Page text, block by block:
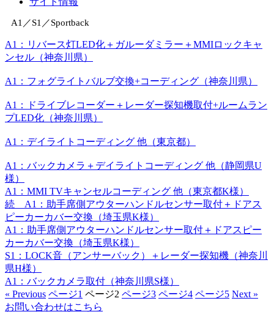
A1／S1／Sportback
A1：リバース灯LED化＋ガルーダミラー＋MMIロックキャ
ンセル（神奈川県）
A1：フォグライトバルブ交換+コーディング（神奈川県）
A1：ドライブレコーダー＋レーダー探知機取付+ルームラン
プLED化（神奈川県）
A1：デイライトコーディング 他（東京都）
A1：バックカメラ＋デイライトコーディング 他（静岡県U
様）
A1：MMI TVキャンセルコーディング 他（東京都K様）
続 A1：助手席側アウターハンドルセンサー取付＋ドアス
ピーカーカバー交換（埼玉県K様）
A1：助手席側アウターハンドルセンサー取付＋ドアスピー
カーカバー交換（埼玉県K様）
S1：LOCK音（アンサーバック）＋レーダー探知機（神奈川
県H様）
A1：バックカメラ取付（神奈川県S様）
« Previous ページ1 ページ2 ページ3 ページ4 ページ5 Next »
お問い合わせはこちら